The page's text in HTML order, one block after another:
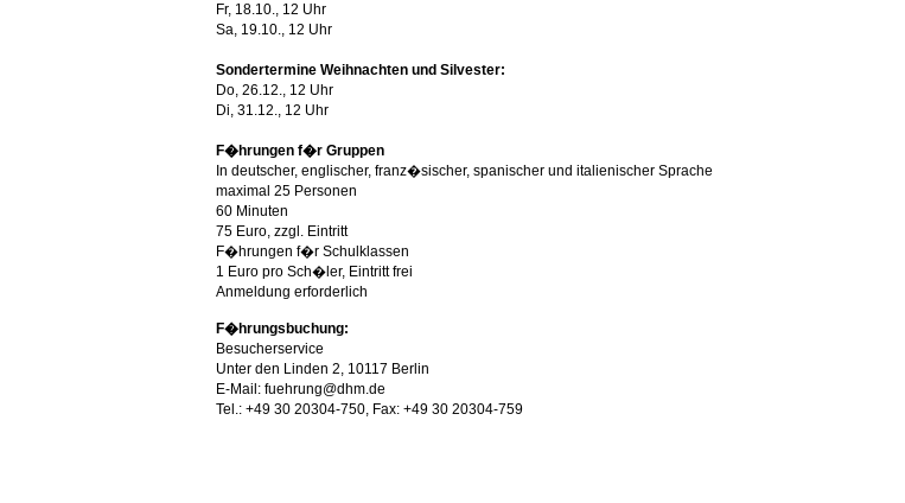
Fr, 18.10., 12 Uhr
Sa, 19.10., 12 Uhr
Sondertermine Weihnachten und Silvester:
Do, 26.12., 12 Uhr
Di, 31.12., 12 Uhr
F�hrungen f�r Gruppen
In deutscher, englischer, franz�sischer, spanischer und italienischer Sprache
maximal 25 Personen
60 Minuten
75 Euro, zzgl. Eintritt
F�hrungen f�r Schulklassen
1 Euro pro Sch�ler, Eintritt frei
Anmeldung erforderlich
F�hrungsbuchung:
Besucherservice
Unter den Linden 2, 10117 Berlin
E-Mail: fuehrung@dhm.de
Tel.: +49 30 20304-750, Fax: +49 30 20304-759